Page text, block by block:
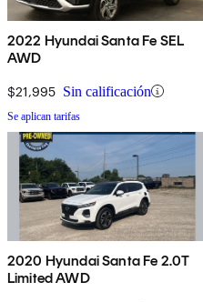
2022 Hyundai Santa Fe SEL
AWD
$21,995 Sin calificación
Se aplican tarifas
2020 Hyundai Santa Fe 2.0T
Limited AWD